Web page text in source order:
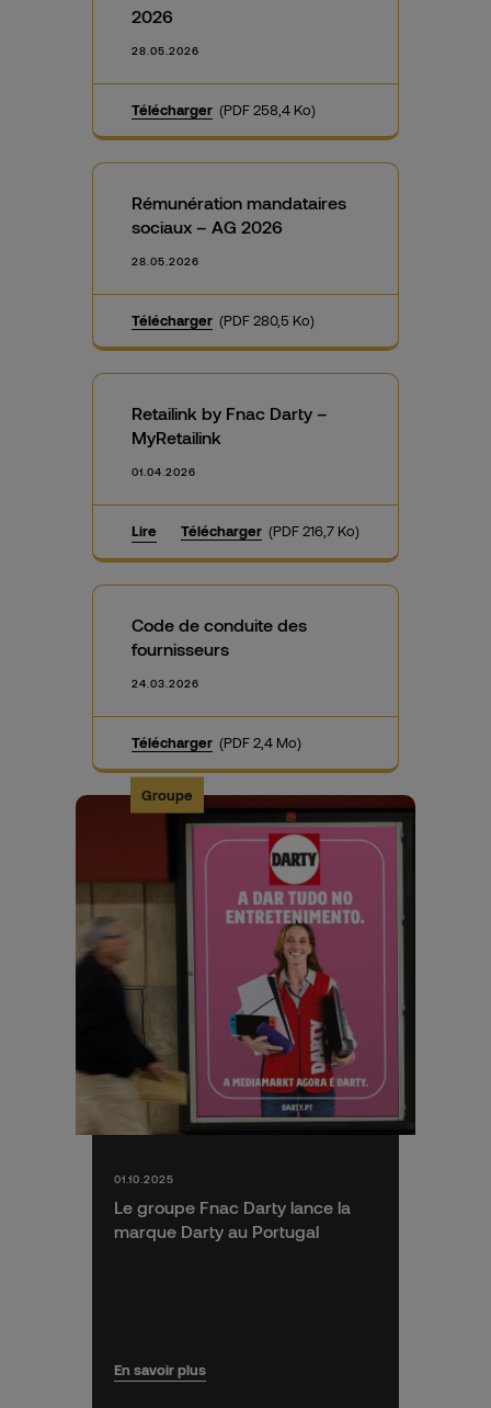
2026
28.05.2026
Télécharger (PDF 258,4 Ko)
Rémunération mandataires
sociaux – AG 2026
28.05.2026
Télécharger (PDF 280,5 Ko)
Retailink by Fnac Darty –
MyRetailink
01.04.2026
Lire Télécharger (PDF 216,7 Ko)
Code de conduite des
fournisseurs
24.03.2026
Télécharger (PDF 2,4 Mo)
Le groupe Fnac Darty lance la
marque Darty au Portugal
Groupe
01.10.2025
En savoir plus